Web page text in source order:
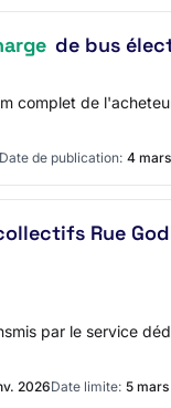
de bus
complet de
Date de publication: 4
Rue
par le service
2026Date limite: 5